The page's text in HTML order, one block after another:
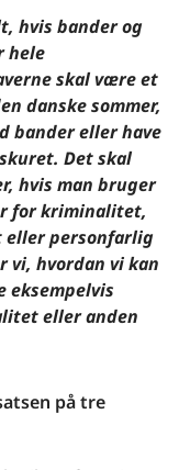
hvis bander og
hele
skal være et
danske sommer,
bander eller have
Det skal
hvis man bruger
for kriminalitet,
personfarlig
vi, hvordan vi kan
eksempelvis
eller anden
på tre